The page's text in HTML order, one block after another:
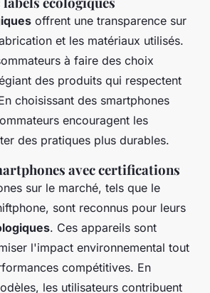
offrent une transparence sur
et les matériaux utilisés.
à faire des choix
des produits qui respectent
choisissant des smartphones
encouragent les
des pratiques plus durables.
avec certifications
sur le marché, tels que le
sont reconnus pour leurs
. Ces appareils sont
l'impact environnemental tout
compétitives. En
les utilisateurs contribuent